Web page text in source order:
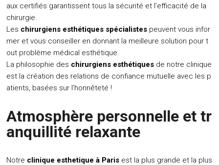
aux certifiés garantissent tous la sécurité et l’efficacité de la
chirurgie.
Les chirurgiens esthétiques spécialistes peuvent vous infor
mer et vous conseiller en donnant la meilleure solution pour t
out problème médical esthétique.
La philosophie des chirurgiens esthétiques de notre clinique
est la création des relations de confiance mutuelle avec les p
atients, basées sur l’honnêteté !
Atmosphère personnelle et tr
anquillité relaxante
Notre clinique esthetique à Paris est la plus grande et la plus